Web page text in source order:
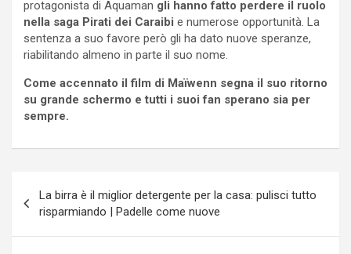
protagonista di Aquaman gli hanno fatto perdere il ruolo
nella saga Pirati dei Caraibi e numerose opportunità. La
sentenza a suo favore però gli ha dato nuove speranze,
riabilitando almeno in parte il suo nome.
Come accennato il film di Maïwenn segna il suo ritorno
su grande schermo e tutti i suoi fan sperano sia per
sempre.
articoli
La birra è il miglior detergente per la casa: pulisci tutto
risparmiando | Padelle come nuove